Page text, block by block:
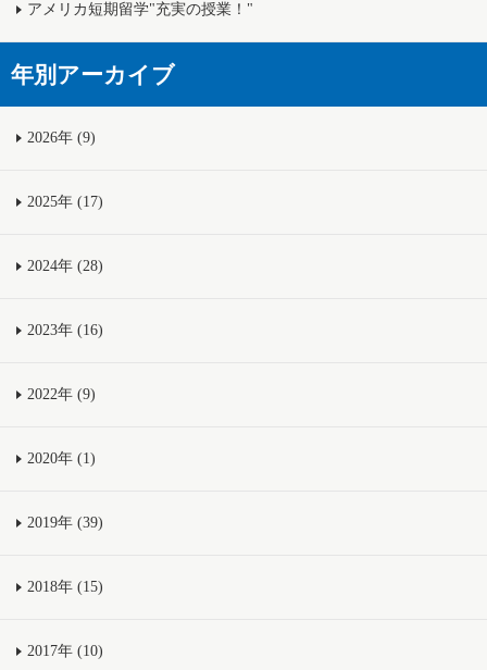
アメリカ短期留学"充実の授業！"
年別アーカイブ
2026年 (9)
2025年 (17)
2024年 (28)
2023年 (16)
2022年 (9)
2020年 (1)
2019年 (39)
2018年 (15)
2017年 (10)